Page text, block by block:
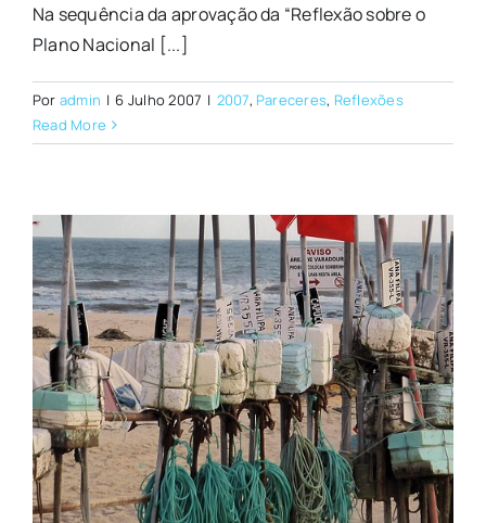
Na sequência da aprovação da “Reflexão sobre o
Plano Nacional [...]
Por admin | 6 Julho 2007 | 2007, Pareceres, Reflexões
Read More